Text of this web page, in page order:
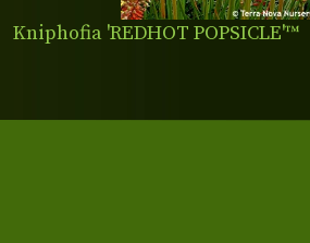
Kniphofia 'REDHOT POPSICLE'™